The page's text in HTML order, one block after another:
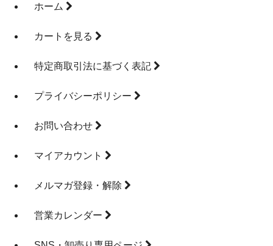
ホーム
カートを見る
特定商取引法に基づく表記
プライバシーポリシー
お問い合わせ
マイアカウント
メルマガ登録・解除
営業カレンダー